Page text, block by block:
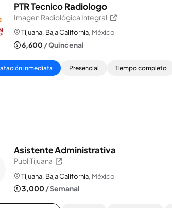
PTR Tecnico Radiologo
Imagen Radiológica Integral
Tijuana, Baja California, México
6,600/ Quincenal
inmediata Presencial Tiempo completo
Asistente Administrativa
PubliTijuana
Tijuana, Baja California, México
3,000/ Semanal